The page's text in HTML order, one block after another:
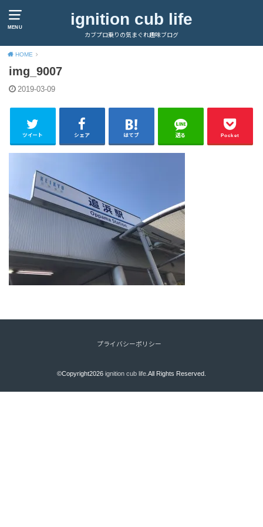
MENU ignition cub life
カブプロ乗りの気まぐれ趣味ブログ
HOME
img_9007
2019-03-09
ツイート シェア はてブ 送る Pocket
プライバシーポリシー
©Copyright2026 ignition cub life.All Rights Reserved.